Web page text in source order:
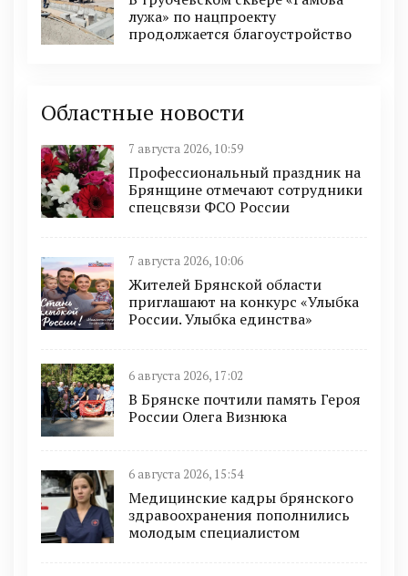
лужа» по нацпроекту
продолжается благоустройство
Областные новости
7 августа 2026, 10:59
Профессиональный праздник на
Брянщине отмечают сотрудники
спецсвязи ФСО России
7 августа 2026, 10:06
Жителей Брянской области
приглашают на конкурс «Улыбка
России. Улыбка единства»
6 августа 2026, 17:02
В Брянске почтили память Героя
России Олега Визнюка
6 августа 2026, 15:54
Медицинские кадры брянского
здравоохранения пополнились
молодым специалистом